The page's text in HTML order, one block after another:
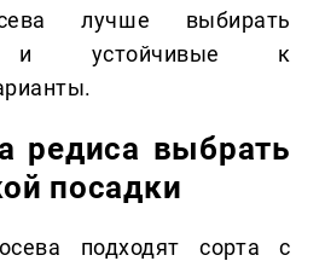
лучше выбирать
и устойчивые к
редиса выбрать
посадки
подходят сорта с